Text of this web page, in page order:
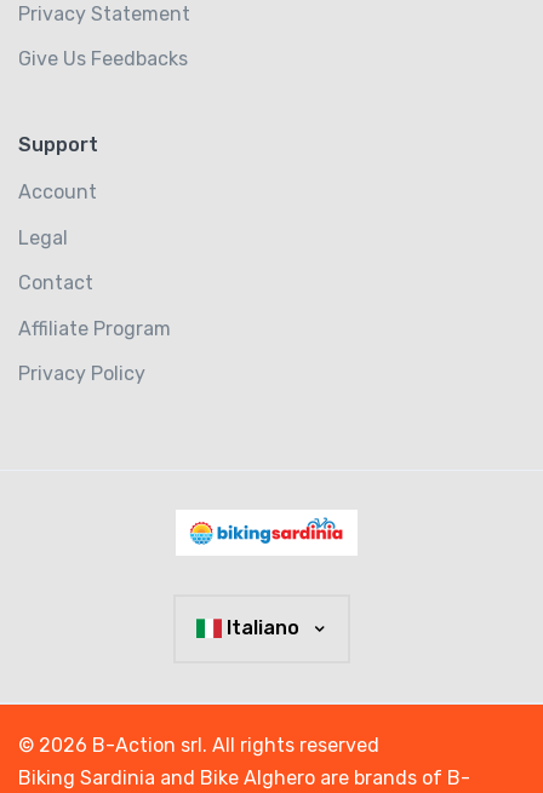
Privacy Statement
Give Us Feedbacks
Support
Account
Legal
Contact
Affiliate Program
Privacy Policy
Italiano
© 2026 B-Action srl. All rights reserved
Biking Sardinia and Bike Alghero are brands of B-